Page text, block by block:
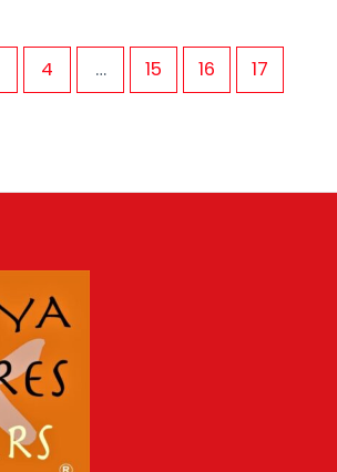
4 … 15 16 17